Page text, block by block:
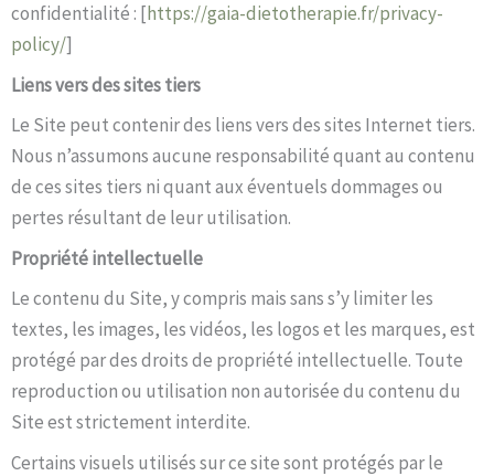
confidentialité : [https://gaia-dietotherapie.fr/privacy-
policy/]
Liens vers des sites tiers
Le Site peut contenir des liens vers des sites Internet tiers.
Nous n’assumons aucune responsabilité quant au contenu
de ces sites tiers ni quant aux éventuels dommages ou
pertes résultant de leur utilisation.
Propriété intellectuelle
Le contenu du Site, y compris mais sans s’y limiter les
textes, les images, les vidéos, les logos et les marques, est
protégé par des droits de propriété intellectuelle. Toute
reproduction ou utilisation non autorisée du contenu du
Site est strictement interdite.
Certains visuels utilisés sur ce site sont protégés par le